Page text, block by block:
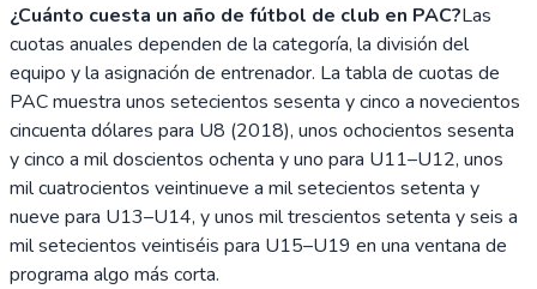
¿Cuánto cuesta un año de fútbol de club en PAC?Las
cuotas anuales dependen de la categoría, la división del
equipo y la asignación de entrenador. La tabla de cuotas de
PAC muestra unos setecientos sesenta y cinco a novecientos
cincuenta dólares para U8 (2018), unos ochocientos sesenta
y cinco a mil doscientos ochenta y uno para U11–U12, unos
mil cuatrocientos veintinueve a mil setecientos setenta y
nueve para U13–U14, y unos mil trescientos setenta y seis a
mil setecientos veintiséis para U15–U19 en una ventana de
programa algo más corta.